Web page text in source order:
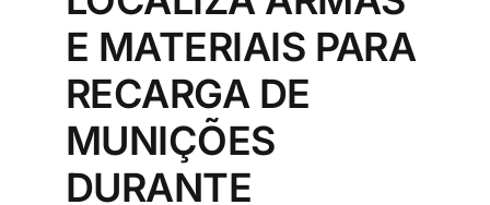
E MATERIAIS PARA
RECARGA DE
MUNIÇÕES
DURANTE